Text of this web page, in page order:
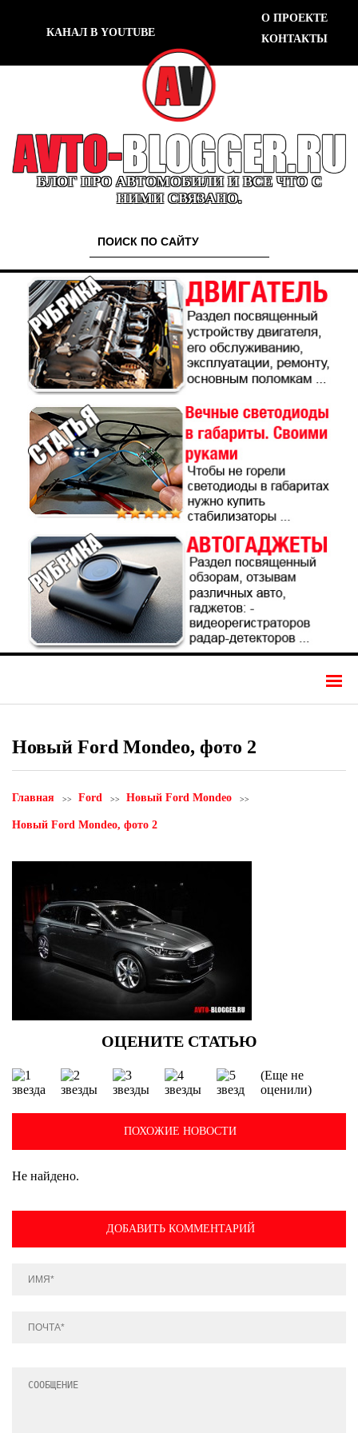
КАНАЛ В YOUTUBE
О ПРОЕКТЕ
КОНТАКТЫ
БЛОГ ПРО АВТОМОБИЛИ И ВСЕ ЧТО С
НИМИ СВЯЗАНО.
Новый Ford Mondeo, фото 2
Главная Ford Новый Ford Mondeo
Новый Ford Mondeo, фото 2
(Еще не
оценили)
ПОХОЖИЕ НОВОСТИ
Не найдено.
ДОБАВИТЬ КОММЕНТАРИЙ